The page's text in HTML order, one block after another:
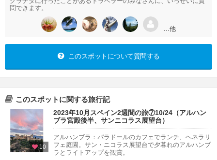
問できます。
…他
このスポットについて質問する
このスポットに関する旅行記
10
2023年10月スペイン2週間の旅⑦10/24（アルハン
ブラ宮殿後半、サンニコラス展望台）
アルハンブラ：パラドールのカフェでランチ、ヘネラリ
フェ庭園。サン・ニコラス展望台で夕暮れのアルハンブ
ラとライトアップを観賞。